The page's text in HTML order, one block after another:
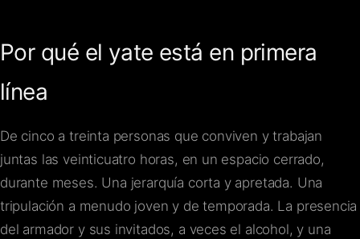
Por qué el yate está en primera
línea
De cinco a treinta personas que conviven y trabajan
juntas las veinticuatro horas, en un espacio cerrado,
durante meses. Una jerarquía corta y apretada. Una
tripulación a menudo joven y de temporada. La presencia
del armador y sus invitados, a veces el alcohol, y una